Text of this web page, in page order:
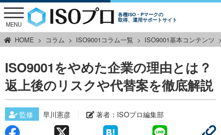
各種ISO・Pマークの
取得、運用サポートサイト
MENU
HOME コラム ISO9001コラム一覧 ISO9001基本コンテンツ
ISO9001をやめた企業の理由とは？
返上後のリスクや代替案を徹底解説
監修 早川憲彦 著者： ISOプロ編集部